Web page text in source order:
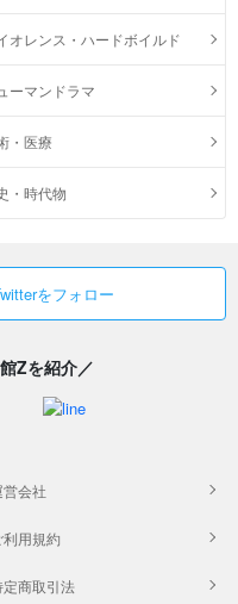
オレンス・ハードボイルド
ーマンドラマ
・医療
・時代物
をフォロー
Zを紹介／
営会社
利用規約
定商取引法